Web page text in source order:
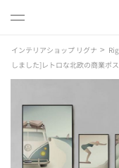
インテリアショップ リグナ >
しました]レトロな北欧の商業ポ